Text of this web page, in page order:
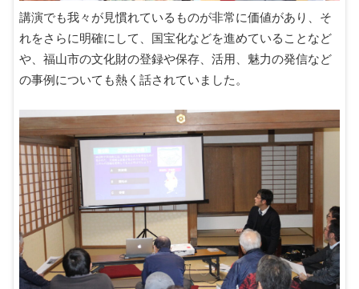
講演でも我々が見慣れているものが非常に価値があり、そ
れをさらに明確にして、国宝化などを進めていることなど
や、福山市の文化財の登録や保存、活用、魅力の発信など
の事例についても熱く話されていました。